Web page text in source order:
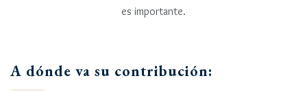
es importante.
A dónde va su contribución: